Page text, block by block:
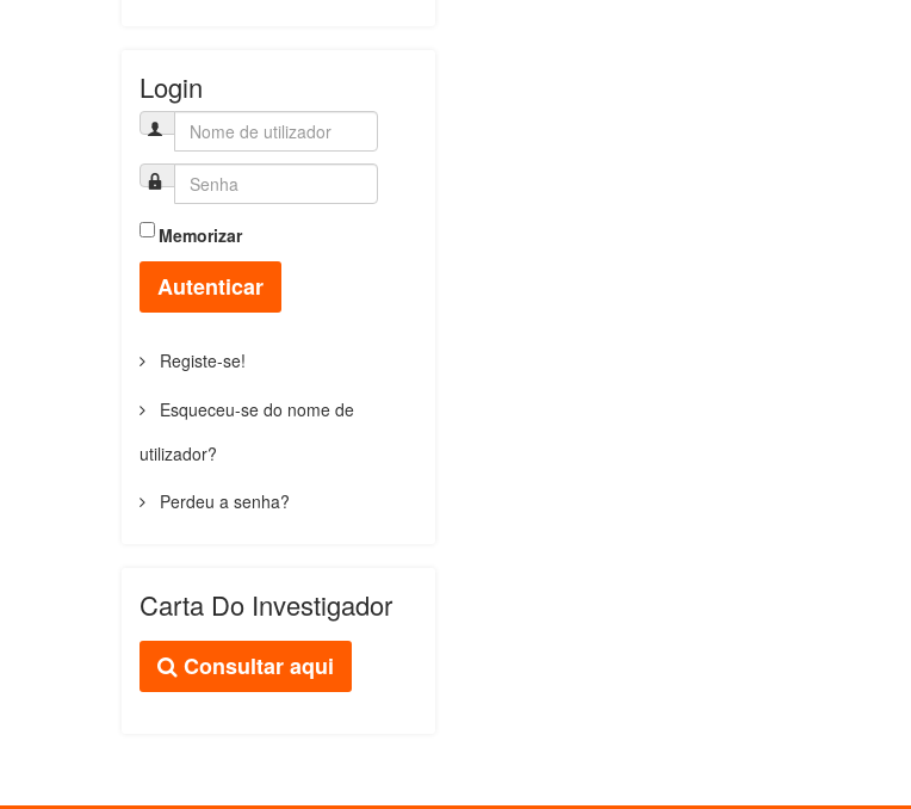
Login
Memorizar
Autenticar
Registe-se!
Esqueceu-se do nome de
utilizador?
Perdeu a senha?
Carta Do Investigador
Consultar aqui